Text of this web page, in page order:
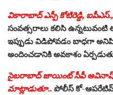
వికారాబాద్ ఎస్పీ కోటిరెడ్డి,
సంవత్సరాలు కలిసి
ఇప్పుడు విడిపోవడం బాధగా
అందించడానికి అవకాశం
సైబరాబాద్ జాయింట్ సీపీ అవినాష్
మాట్లాడుతూ..పోలీస్ కో-